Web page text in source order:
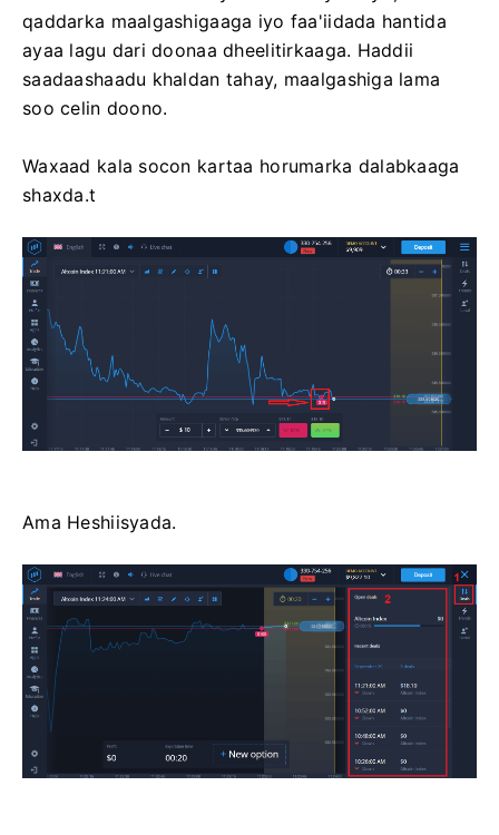
5. Sug ilaa ganacsigu xidhmosi aad u ogaato in
saadaashaadu sax ahayd. Haddii ay ahayd,
qaddarka maalgashigaaga iyo faa'iidada hantida
ayaa lagu dari doonaa dheelitirkaaga. Haddii
soo celin doono.
shaxda.t
Ama Heshiisyada.